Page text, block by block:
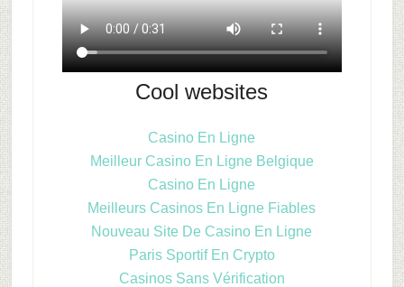
Cool websites
Casino En Ligne
Meilleur Casino En Ligne Belgique
Casino En Ligne
Meilleurs Casinos En Ligne Fiables
Nouveau Site De Casino En Ligne
Paris Sportif En Crypto
Casinos Sans Vérification